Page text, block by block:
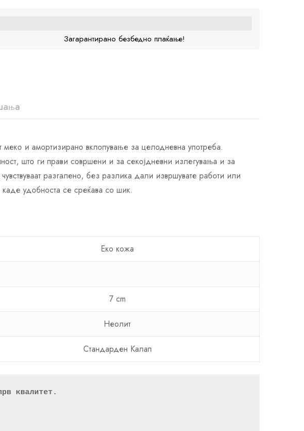
Загарантирано безбедно плаќање!
и амортизирано вклопување за целодневна употреба.
што ги прави совршени и за секојдневни излегувања и за
разгалено, без разлика дали извршувате работи или
удобноста се среќава со шик.
Еко кожа
7 cm
Неолит
Стандарден Калап
квалитет.